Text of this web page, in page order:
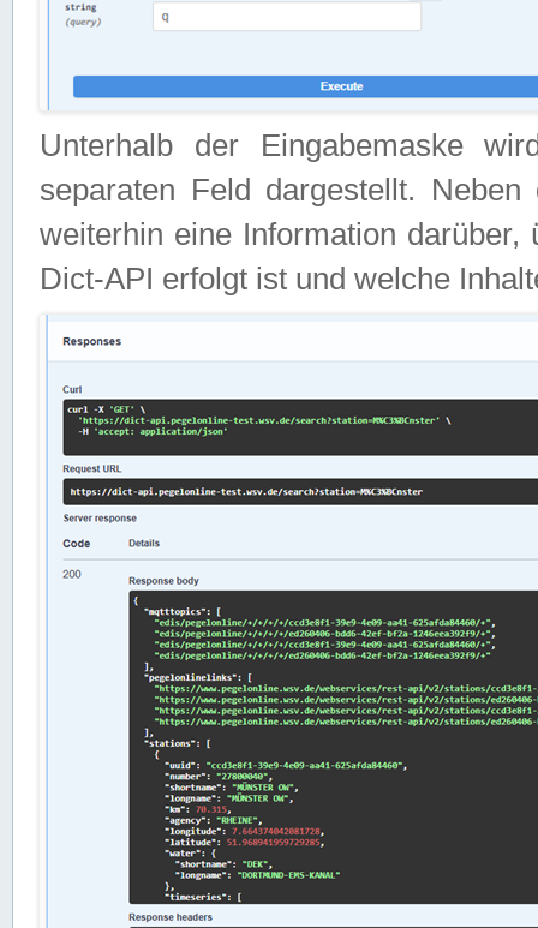
Unterhalb der Eingabemaske
separaten Feld dargestellt.
weiterhin eine Information
Dict-API erfolgt ist und welche